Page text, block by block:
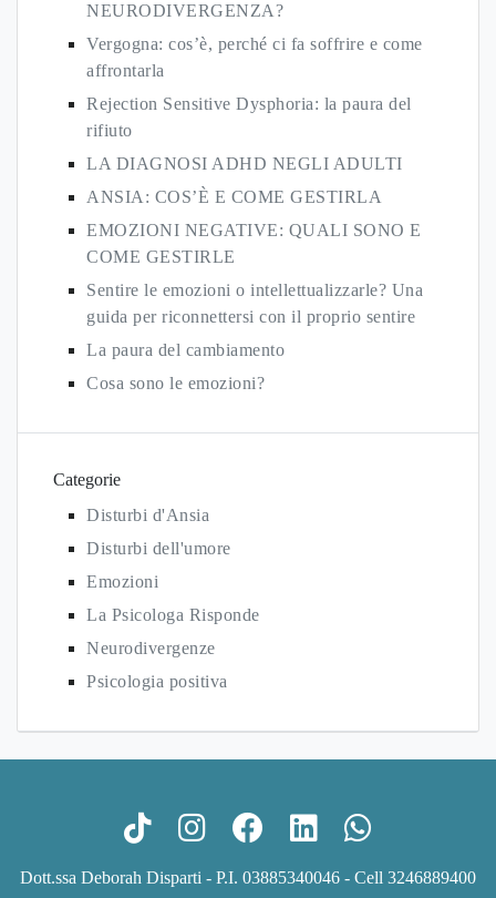
NEURODIVERGENZA?
Vergogna: cos’è, perché ci fa soffrire e come
affrontarla
Rejection Sensitive Dysphoria: la paura del
rifiuto
LA DIAGNOSI ADHD NEGLI ADULTI
ANSIA: COS’È E COME GESTIRLA
EMOZIONI NEGATIVE: QUALI SONO E
COME GESTIRLE
Sentire le emozioni o intellettualizzarle? Una
guida per riconnettersi con il proprio sentire
La paura del cambiamento
Cosa sono le emozioni?
Categorie
Disturbi d'Ansia
Disturbi dell'umore
Emozioni
La Psicologa Risponde
Neurodivergenze
Psicologia positiva
Dott.ssa Deborah Disparti - P.I. 03885340046 - Cell 3246889400